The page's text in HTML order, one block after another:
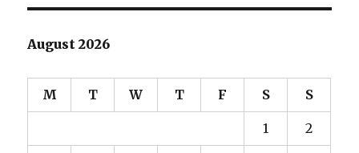
August 2026
M T W T F S S
1 2